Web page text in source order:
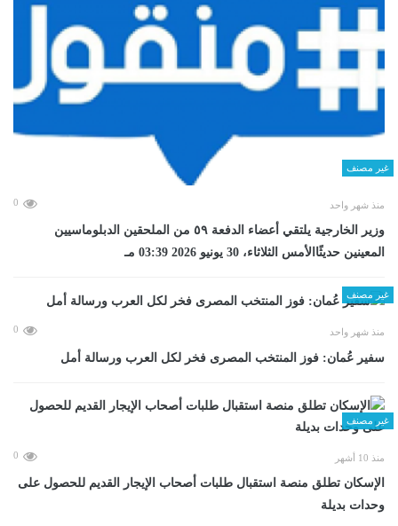
غير مصنف
منذ شهر واحد 0
وزير الخارجية يلتقي أعضاء الدفعة ٥٩ من الملحقين الدبلوماسيين
المعينين حديثًاالأمس الثلاثاء، 30 يونيو 2026 03:39 مـ
غير مصنف
منذ شهر واحد 0
سفير عُمان: فوز المنتخب المصرى فخر لكل العرب ورسالة أمل
غير مصنف
منذ 10 أشهر 0
الإسكان تطلق منصة استقبال طلبات أصحاب الإيجار القديم للحصول على
وحدات بديلة